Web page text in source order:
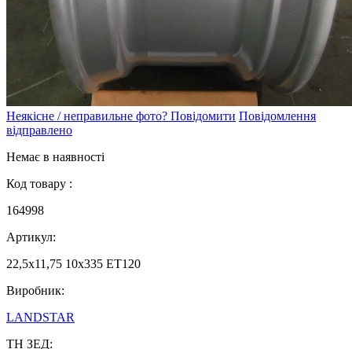
Неякісне / неправильне фото? Повідомити Повідомлення
відправлено
Немає в наявності
Код товару :
164998
Артикул:
22,5х11,75 10х335 ET120
Виробник:
LANDSTAR
ТН ЗЕД: